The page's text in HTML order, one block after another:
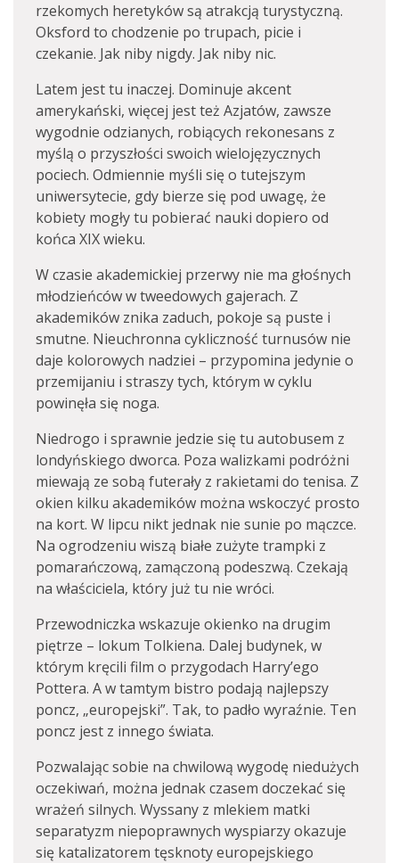
rzekomych heretyków są atrakcją turystyczną.
Oksford to chodzenie po trupach, picie i
czekanie. Jak niby nigdy. Jak niby nic.
Latem jest tu inaczej. Dominuje akcent
amerykański, więcej jest też Azjatów, zawsze
wygodnie odzianych, robiących rekonesans z
myślą o przyszłości swoich wielojęzycznych
pociech. Odmiennie myśli się o tutejszym
uniwersytecie, gdy bierze się pod uwagę, że
kobiety mogły tu pobierać nauki dopiero od
końca XIX wieku.
W czasie akademickiej przerwy nie ma głośnych
młodzieńców w tweedowych gajerach. Z
akademików znika zaduch, pokoje są puste i
smutne. Nieuchronna cykliczność turnusów nie
daje kolorowych nadziei – przypomina jedynie o
przemijaniu i straszy tych, którym w cyklu
powinęła się noga.
Niedrogo i sprawnie jedzie się tu autobusem z
londyńskiego dworca. Poza walizkami podróżni
miewają ze sobą futerały z rakietami do tenisa. Z
okien kilku akademików można wskoczyć prosto
na kort. W lipcu nikt jednak nie sunie po mączce.
Na ogrodzeniu wiszą białe zużyte trampki z
pomarańczową, zamączoną podeszwą. Czekają
na właściciela, który już tu nie wróci.
Przewodniczka wskazuje okienko na drugim
piętrze – lokum Tolkiena. Dalej budynek, w
którym kręcili film o przygodach Harry’ego
Pottera. A w tamtym bistro podają najlepszy
poncz, „europejski”. Tak, to padło wyraźnie. Ten
poncz jest z innego świata.
Pozwalając sobie na chwilową wygodę niedużych
oczekiwań, można jednak czasem doczekać się
wrażeń silnych. Wyssany z mlekiem matki
separatyzm niepoprawnych wyspiarzy okazuje
się katalizatorem tęsknoty europejskiego